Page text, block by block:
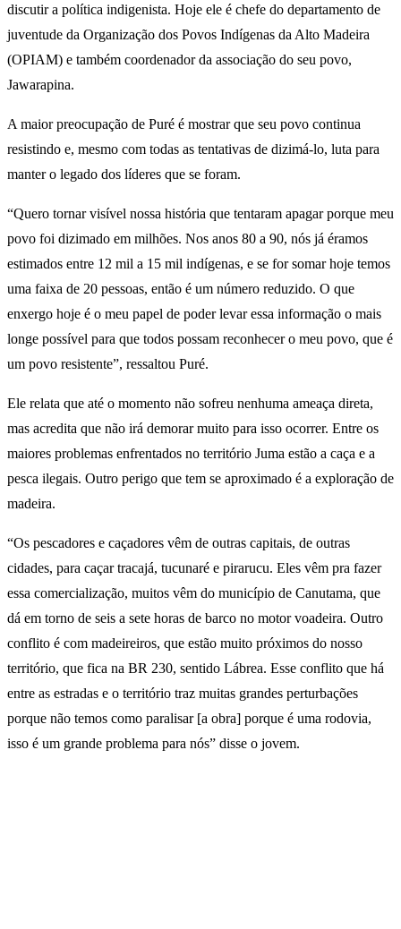
discutir a política indigenista. Hoje ele é chefe do departamento de
juventude da Organização dos Povos Indígenas da Alto Madeira
(OPIAM) e também coordenador da associação do seu povo,
Jawarapina.
A maior preocupação de Puré é mostrar que seu povo continua
resistindo e, mesmo com todas as tentativas de dizimá-lo, luta para
manter o legado dos líderes que se foram.
“Quero tornar visível nossa história que tentaram apagar porque meu
povo foi dizimado em milhões. Nos anos 80 a 90, nós já éramos
estimados entre 12 mil a 15 mil indígenas, e se for somar hoje temos
uma faixa de 20 pessoas, então é um número reduzido. O que
enxergo hoje é o meu papel de poder levar essa informação o mais
longe possível para que todos possam reconhecer o meu povo, que é
um povo resistente”, ressaltou Puré.
Ele relata que até o momento não sofreu nenhuma ameaça direta,
mas acredita que não irá demorar muito para isso ocorrer. Entre os
maiores problemas enfrentados no território Juma estão a caça e a
pesca ilegais. Outro perigo que tem se aproximado é a exploração de
madeira.
“Os pescadores e caçadores vêm de outras capitais, de outras
cidades, para caçar tracajá, tucunaré e pirarucu. Eles vêm pra fazer
essa comercialização, muitos vêm do município de Canutama, que
dá em torno de seis a sete horas de barco no motor voadeira. Outro
conflito é com madeireiros, que estão muito próximos do nosso
território, que fica na BR 230, sentido Lábrea. Esse conflito que há
entre as estradas e o território traz muitas grandes perturbações
porque não temos como paralisar [a obra] porque é uma rodovia,
isso é um grande problema para nós” disse o jovem.